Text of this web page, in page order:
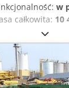
w
całkowita: 10
,
Djdpfx
h 7435 kg -
cięcia
Szerokość